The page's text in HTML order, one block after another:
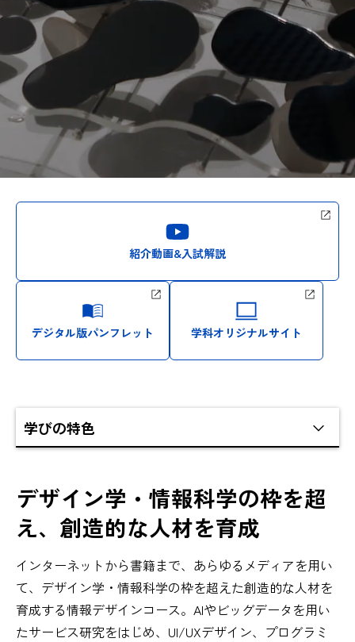
紹介動画&入試解説
デジタル版パンフレット 学科オリジナルサイト
デザイン学・情報科学の枠を超
え、創造的な人材を育成
インターネットから書籍まで、あらゆるメディアを用い
て、デザイン学・情報科学の枠を超えた創造的な人材を
育成する情報デザインコース。Alやビッグデータを用い
たサービス研究をはじめ、UI/UXデザイン、プログラミ